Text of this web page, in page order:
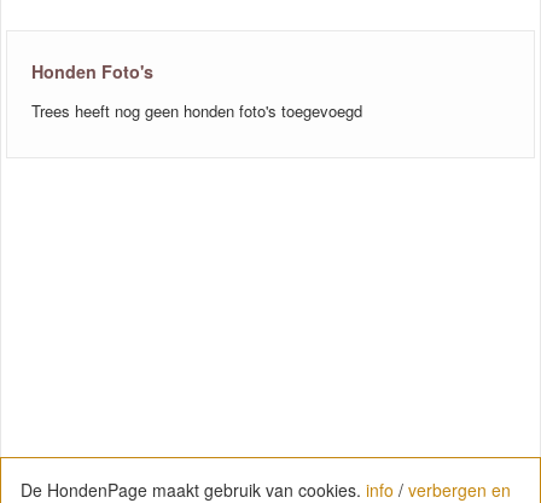
Honden Foto's
Trees heeft nog geen honden foto's toegevoegd
De HondenPage maakt gebruik van cookies. info / verbergen en